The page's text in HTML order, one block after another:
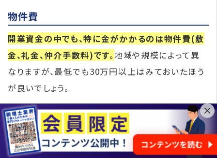
物件費
開業資金の中でも、特に金がかかるのは物件費(敷
金、礼金、仲介手数料)です。地域や規模によって異
なりますが、最低でも30万円以上はみておいたほう
が良いでしょう。
節約を考えるなら、レンタルオフィスを借りるか自
宅開業がおすすめです。自宅開業に関しては、家族の